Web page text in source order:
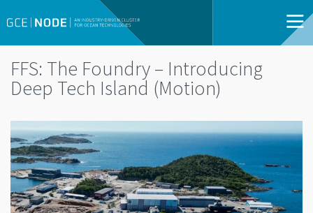
FFS: The Foundry – Introducing
Deep Tech Island (Motion)